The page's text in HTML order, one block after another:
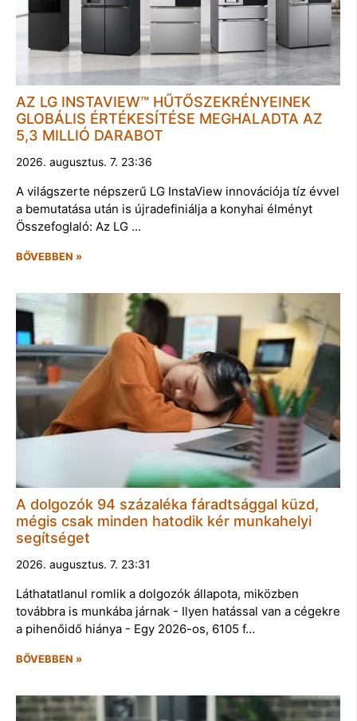
AZ LG INSTAVIEW™ HŰTŐSZEKRÉNYEINEK
GLOBÁLIS ÉRTÉKESÍTÉSE MEGHALADTA AZ
5,3 MILLIÓ DARABOT
2026. augusztus. 7. 23:36
A világszerte népszerű LG InstaView innovációja tíz évvel
a bemutatása után is újradefiniálja a konyhai élményt
Összefoglaló: Az LG …
BŐVEBBEN »
A dolgozók 94 százaléka fáradtsággal küzd,
mégis csak minden hatodik kér munkahelyi
segítséget
2026. augusztus. 7. 23:31
Láthatatlanul romlik a dolgozók állapota, miközben
továbbra is munkába járnak - Ilyen hatással van a cégekre
a pihenőidő hiánya - Egy 2026-os, 6105 f…
BŐVEBBEN »